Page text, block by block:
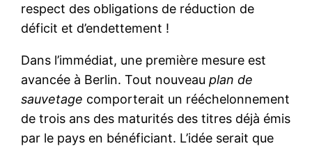
respect des obligations de réduction de
déficit et d’endettement !
Dans l’immédiat, une première mesure est
avancée à Berlin. Tout nouveauplan de
sauvetage comporterait un rééchelonnement
de trois ans des maturités des titres déjà émis
par le pays en bénéficiant. L’idée serait que